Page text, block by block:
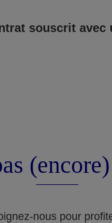
souscrit avec
nous pour